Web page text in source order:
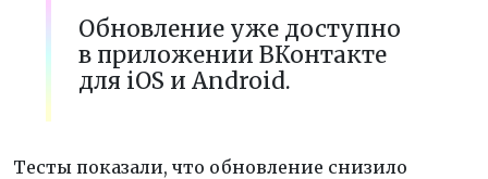
Обновление уже доступно
в приложении ВКонтакте
для iOS и Android.
Тесты показали, что обновление снизило